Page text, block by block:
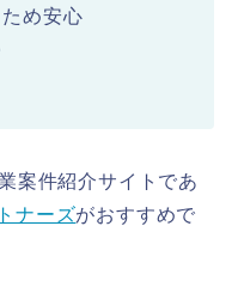
め安心
案件紹介サイトであ
ナーズがおすすめで